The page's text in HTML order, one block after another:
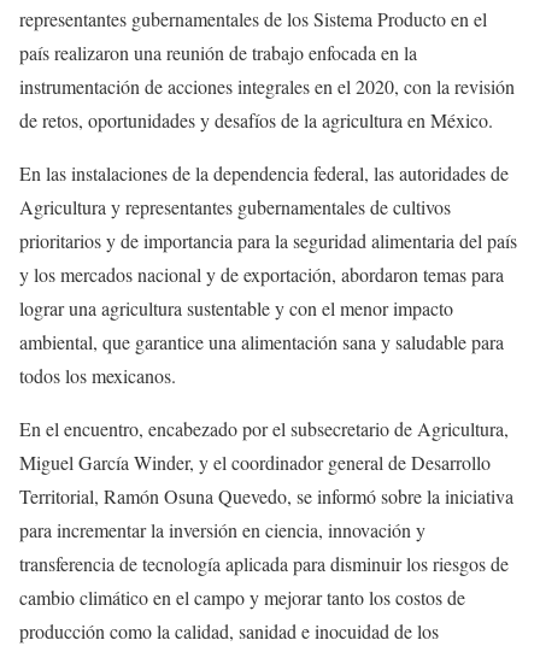
representantes gubernamentales de los Sistema Producto en el
país realizaron una reunión de trabajo enfocada en la
instrumentación de acciones integrales en el 2020, con la revisión
de retos, oportunidades y desafíos de la agricultura en México.
En las instalaciones de la dependencia federal, las autoridades de
Agricultura y representantes gubernamentales de cultivos
prioritarios y de importancia para la seguridad alimentaria del país
y los mercados nacional y de exportación, abordaron temas para
lograr una agricultura sustentable y con el menor impacto
ambiental, que garantice una alimentación sana y saludable para
todos los mexicanos.
En el encuentro, encabezado por el subsecretario de Agricultura,
Miguel García Winder, y el coordinador general de Desarrollo
Territorial, Ramón Osuna Quevedo, se informó sobre la iniciativa
para incrementar la inversión en ciencia, innovación y
transferencia de tecnología aplicada para disminuir los riesgos de
cambio climático en el campo y mejorar tanto los costos de
producción como la calidad, sanidad e inocuidad de los